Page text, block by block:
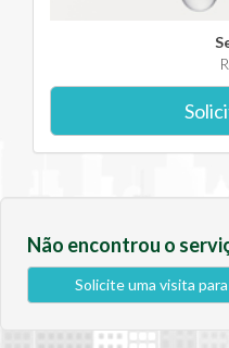
Não encontrou o
Solicite uma visita